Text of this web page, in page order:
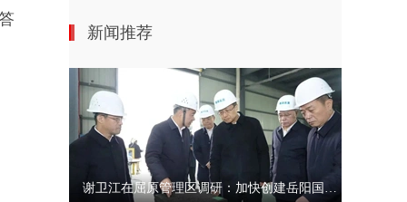
新闻推荐
谢卫江在屈原管理区调研：加快创建岳阳国家农业高新技术产业示范区